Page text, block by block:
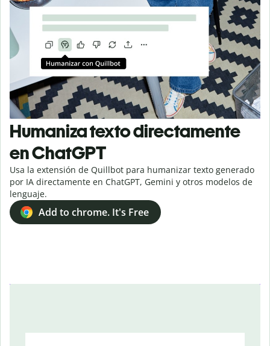
Humaniza texto directamente
en ChatGPT
Usa la extensión de Quillbot para humanizar texto generado
por IA directamente en ChatGPT, Gemini y otros modelos de
lenguaje.
Add to chrome. It's Free